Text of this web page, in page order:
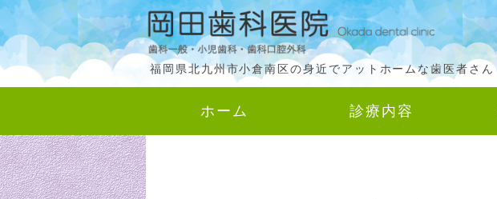
岡田
福岡県北九州市小倉南区の身近でアットホームな歯医者さん
ホーム 診療内容